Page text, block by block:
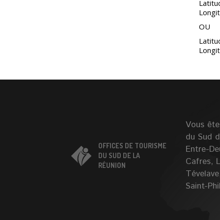
OU
OFFICES DE TOURISME
DU SUD DE LA
RÉUNION
Vous
du Sud
Entre-
Cafres,
Saint-